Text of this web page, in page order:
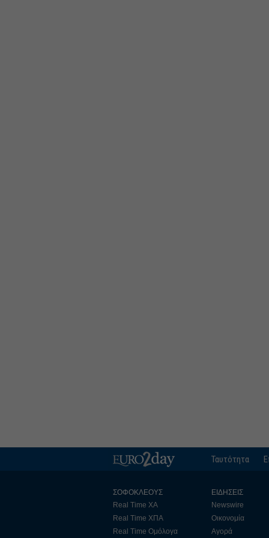
Ταυτότητα
ΣΟΦΟΚΛΕΟΥΣ
Real Time ΧΑ
Real Time ΧΠΑ
Real Time Ομόλογα
ΕΙΔΗΣΕΙΣ
Newswire
Οικονομία
Αγορά